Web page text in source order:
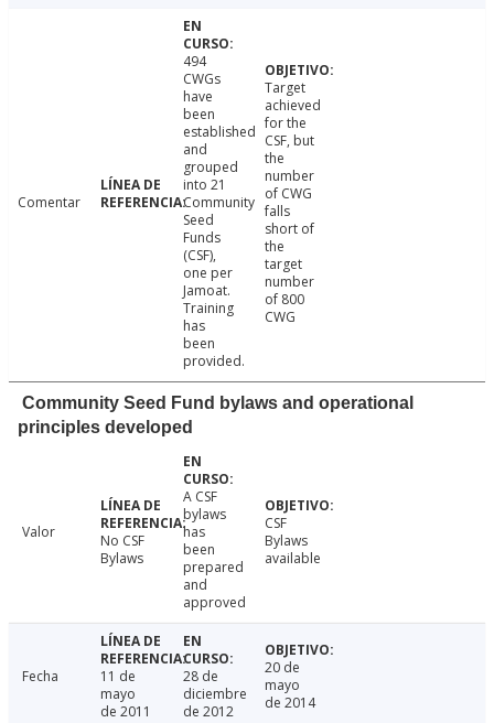
Comentar
494
CWGs
have
been
established
and
grouped
into 21
Community
Seed
Funds
(CSF),
one per
Jamoat.
Training
has
been
provided.
Target
achieved
for the
CSF, but
the
number
of CWG
falls
short of
the
target
number
of 800
CWG
Community Seed Fund bylaws and operational
principles developed
Valor
No CSF
Bylaws
A CSF
bylaws
has
been
prepared
and
approved
CSF
Bylaws
available
Fecha
11 de
mayo
de 2011
28 de
diciembre
de 2012
20 de
mayo
de 2014